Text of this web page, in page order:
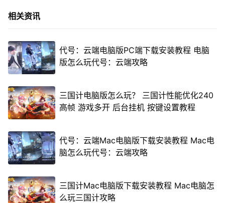
相关资讯
代号：云端电脑版PC端下载安装教程 电脑
版怎么玩代号：云端攻略
三国计电脑版怎么玩？ 三国计性能优化240
高帧 游戏多开 后台挂机 按键设置教程
代号：云端Mac电脑版下载安装教程 Mac电
脑怎么玩代号：云端攻略
三国计Mac电脑版下载安装教程 Mac电脑怎
么玩三国计攻略